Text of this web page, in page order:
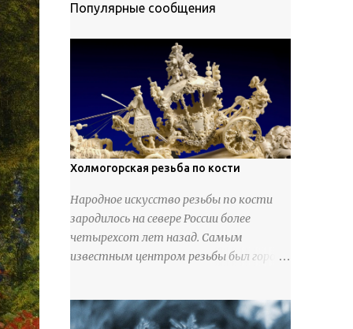
Популярные сообщения
Холмогорская резьба по кости
Народное искусство резьбы по кости
зародилось на севере России более
четырехсот лет назад. Самым
известным центром резьбы был город
служили кости тюленей, рыб и моржей.